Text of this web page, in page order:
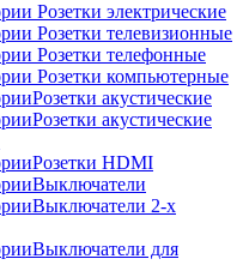
Розетки электрические
Розетки телевизионные
Розетки телефонные
Розетки компьютерные
Розетки акустические
Розетки акустические
Розетки HDMI
Выключатели
Выключатели 2-х
Выключатели для